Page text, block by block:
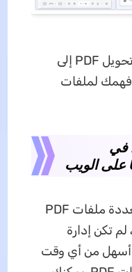
بهذه الطريقة، يمكنك بسهولة تحويل PDF إلى
لملفات
في
مع ميزة الدردشة الجديدة متعددة ملفات PDF
الجديدة في UPDF AI Online، لم تكن إدارة
أسهل من أي وقت